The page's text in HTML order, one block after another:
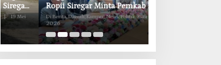
Ropii Siregar Minta Pemkab Bergerak
Cepat Atasi Ancaman Kekosongan
Obat demi Wujudkan Kampar Dihati
Di Berita, Daerah, Kampar, News, Politik, Riau |
19 Mei